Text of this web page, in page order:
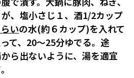
、塩小さじ１、酒1/2カップ
いの水(約６カップ)を入れて
て、20〜25分ゆでる。途
ら出ないように、湯を適宜